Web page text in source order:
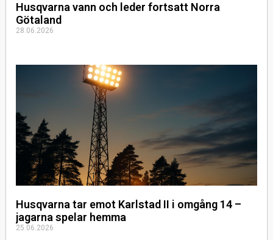
Husqvarna vann och leder fortsatt Norra
Götaland
28.06.2026
Husqvarna tar emot Karlstad II i omgång 14 –
jagarna spelar hemma
25.06.2026